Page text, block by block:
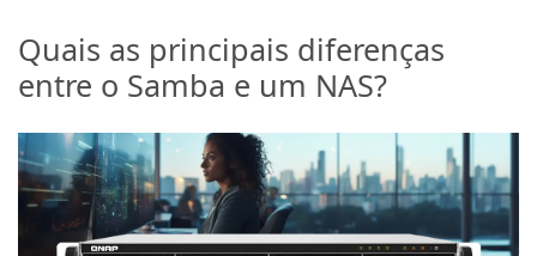
Quais as principais diferenças
entre o Samba e um NAS?